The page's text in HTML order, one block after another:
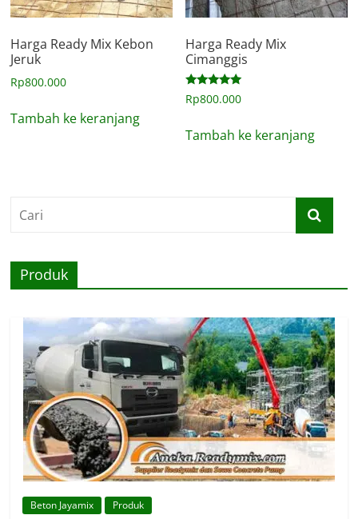
Harga Ready Mix Kebon
Jeruk
Rp800.000
Tambah ke keranjang
Harga Ready Mix
Cimanggis
Dinilai
5.00
Rp800.000
Tambah ke keranjang
Produk
Beton Jayamix Produk